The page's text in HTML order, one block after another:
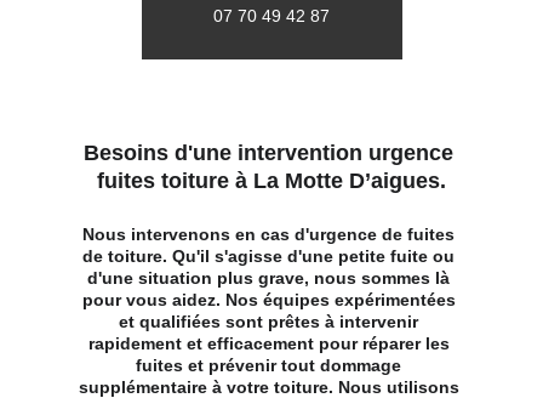
07 70 49 42 87
Besoins d'une intervention urgence
fuites toiture à La Motte D’aigues.
Nous intervenons en cas d'urgence de fuites
de toiture. Qu'il s'agisse d'une petite fuite ou
d'une situation plus grave, nous sommes là
pour vous aidez. Nos équipes expérimentées
et qualifiées sont prêtes à intervenir
rapidement et efficacement pour réparer les
fuites et prévenir tout dommage
supplémentaire à votre toiture. Nous utilisons